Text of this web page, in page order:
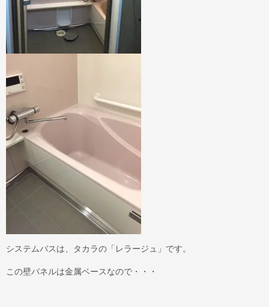
システムバスは、タカラの「レラージュ」です。
この壁パネルは金属ベースなので・・・